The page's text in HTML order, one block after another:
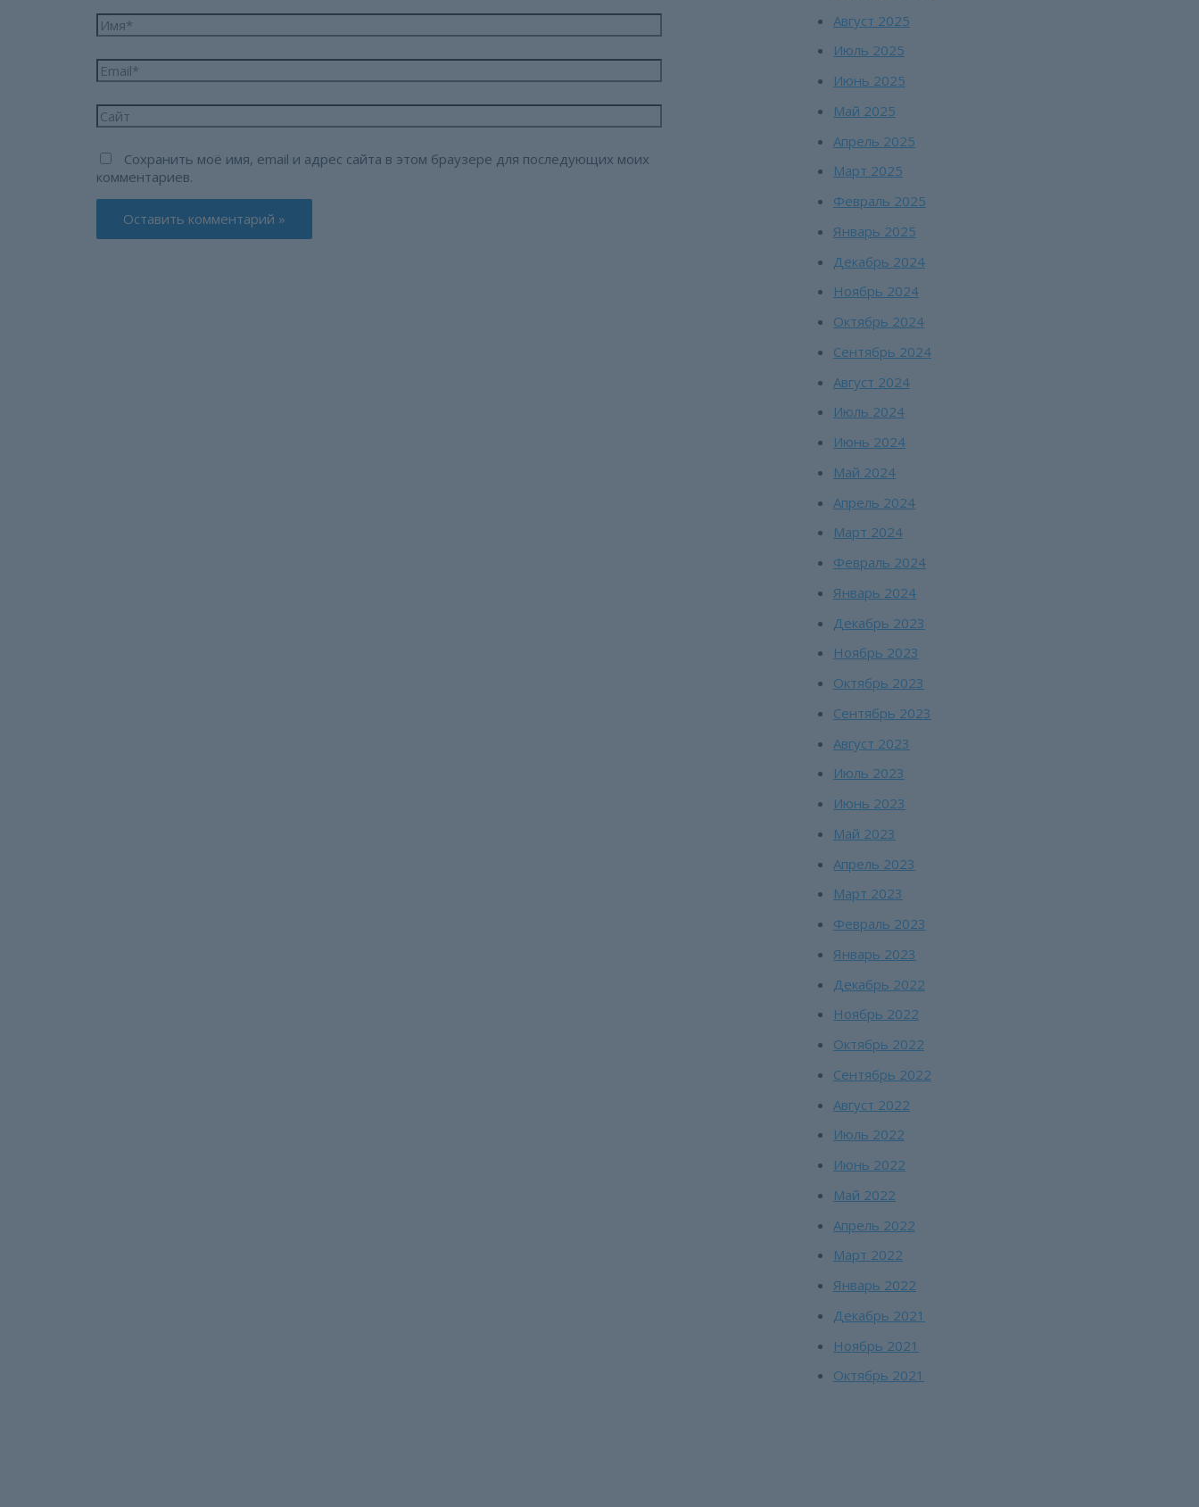
Имя*
Email*
Сайт
Сохранить моё имя, email и адрес сайта в этом браузере для последующих моих
комментариев.
Август 2025
Июль 2025
Июнь 2025
Май 2025
Апрель 2025
Март 2025
Февраль 2025
Январь 2025
Декабрь 2024
Ноябрь 2024
Октябрь 2024
Сентябрь 2024
Август 2024
Июль 2024
Июнь 2024
Май 2024
Апрель 2024
Март 2024
Февраль 2024
Январь 2024
Декабрь 2023
Ноябрь 2023
Октябрь 2023
Сентябрь 2023
Август 2023
Июль 2023
Июнь 2023
Май 2023
Апрель 2023
Март 2023
Февраль 2023
Январь 2023
Декабрь 2022
Ноябрь 2022
Октябрь 2022
Сентябрь 2022
Август 2022
Июль 2022
Июнь 2022
Май 2022
Апрель 2022
Март 2022
Январь 2022
Декабрь 2021
Ноябрь 2021
Октябрь 2021